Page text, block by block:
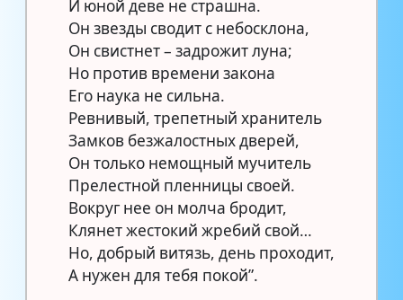
И юной деве не страшна.
Он звезды сводит с небосклона,
Он свистнет – задрожит луна;
Но против времени закона
Его наука не сильна.
Ревнивый, трепетный хранитель
Замков безжалостных дверей,
Он только немощный мучитель
Прелестной пленницы своей.
Вокруг нее он молча бродит,
Клянет жестокий жребий свой…
Но, добрый витязь, день проходит,
А нужен для тебя покой”.